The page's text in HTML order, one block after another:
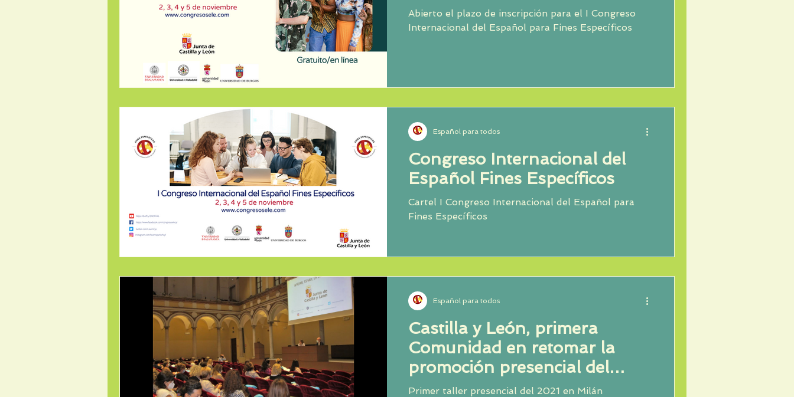
Abierto el plazo de inscripción para el I Congreso
Internacional del Español para Fines Específicos
Congreso Internacional del
Español Fines Específicos
Cartel I Congreso Internacional del Español para
Fines Específicos
Español para todos
Castilla y León, primera
Comunidad en retomar la
promoción presencial del
español como lengua extran
Primer taller presencial del 2021 en Milán
Español para todos